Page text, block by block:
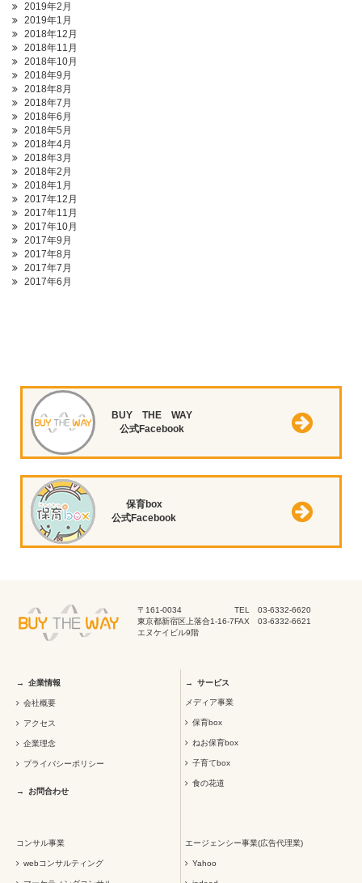
2019年2月
2019年1月
2018年12月
2018年11月
2018年10月
2018年9月
2018年8月
2018年7月
2018年6月
2018年5月
2018年4月
2018年3月
2018年2月
2018年1月
2017年12月
2017年11月
2017年10月
2017年9月
2017年8月
2017年7月
2017年6月
BUY THE WAY
公式Facebook
保育box
公式Facebook
〒161-0034
東京都新宿区上落合1-16-7
エヌケイビル9階
TEL 03-6332-6620
FAX 03-6332-6621
企業情報
会社概要
アクセス
企業理念
プライバシーポリシー
お問合わせ
サービス
メディア事業
保育box
ねお保育box
子育てbox
食の花道
コンサル事業
webコンサルティング
エージェンシー事業(広告代理業)
Yahoo